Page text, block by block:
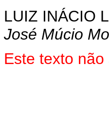
LUIZ INÁCIO
José Múcio
Este texto